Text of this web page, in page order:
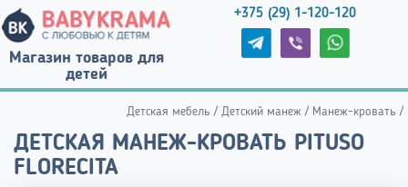
Магазин товаров для
детей
+375 (29) 1-120-120
Детская мебель / Детский манеж / Манеж-кровать /
ДЕТСКАЯ МАНЕЖ-КРОВАТЬ PITUSO
FLORECITA